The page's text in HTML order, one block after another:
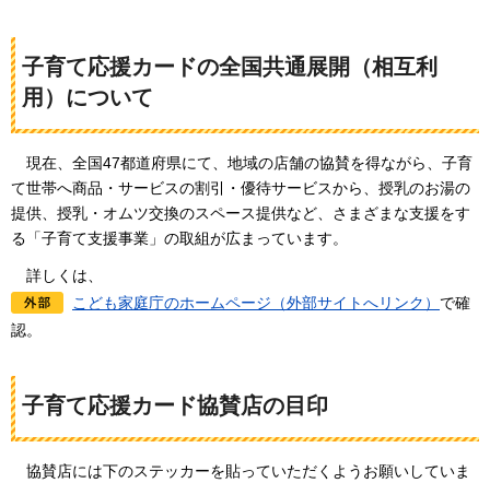
子育て応援カードの全国共通展開（相互利
用）について
現在、全国47都道府県にて、地域の店舗の協賛を得ながら、子育
て世帯へ商品・サービスの割引・優待サービスから、授乳のお湯の
提供、授乳・オムツ交換のスペース提供など、さまざまな支援をす
る「子育て支援事業」の取組が広まっています。
詳しくは、
こども家庭庁のホームページ（外部サイトへリンク） で確
認。
子育て応援カード協賛店の目印
協賛店には下のステッカーを貼っていただくようお願いしていま